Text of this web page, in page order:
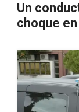
Un
choque